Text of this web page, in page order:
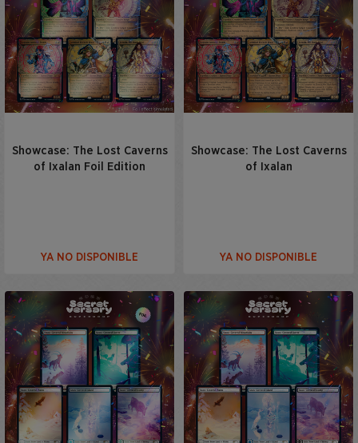
Showcase: The Lost Caverns
of Ixalan Foil Edition
YA NO DISPONIBLE
Showcase: The Lost Caverns
of Ixalan
YA NO DISPONIBLE